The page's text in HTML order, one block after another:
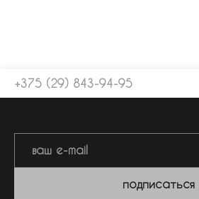
+375 (29) 843-94-95
подписаться